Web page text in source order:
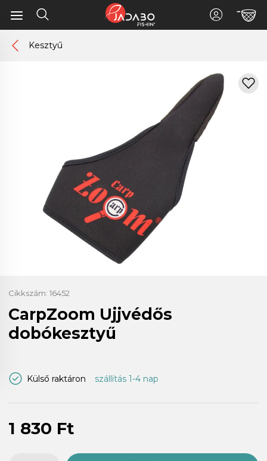
Kesztyű
Cikkszám: 16452
CarpZoom Ujjvédős
dobókesztyű
Külső raktáron szállítás 1-4 nap
1 830 Ft